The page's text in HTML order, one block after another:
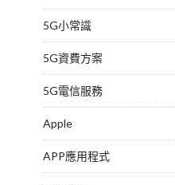
5G小常識
5G資費方案
5G電信服務
Apple
APP應用程式